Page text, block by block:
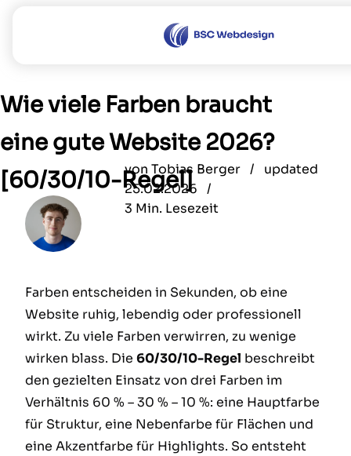
Referenzen
Über uns
Sonstiges
Blog
FAQ
Sponsoring
DE| EN
Wie viele Farben braucht
eine gute Website 2026?
[60/30/10-Regel]
von Tobias Berger / updated
25.02.2026 /
3 Min. Lesezeit
Farben entscheiden in Sekunden, ob eine
Website ruhig, lebendig oder professionell
wirkt. Zu viele Farben verwirren, zu wenige
wirken blass. Die 60/30/10-Regel beschreibt
den gezielten Einsatz von drei Farben im
Verhältnis 60 % – 30 % – 10 %: eine Hauptfarbe
für Struktur, eine Nebenfarbe für Flächen und
eine Akzentfarbe für Highlights. So entsteht